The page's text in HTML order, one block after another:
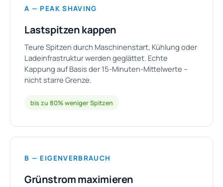
A — PEAK SHAVING
Lastspitzen kappen
Teure Spitzen durch Maschinenstart, Kühlung oder
Ladeinfrastruktur werden geglättet. Echte
Kappung auf Basis der 15-Minuten-Mittelwerte –
nicht starre Grenze.
bis zu 80% weniger Spitzen
B — EIGENVERBRAUCH
Grünstrom maximieren